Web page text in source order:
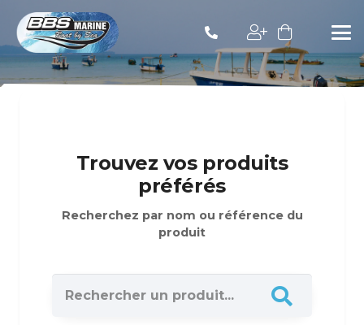
Trouvez vos produits
préférés
Recherchez par nom ou référence du
produit